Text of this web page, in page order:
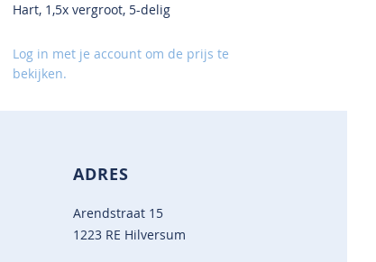
Hart, 1,5x vergroot, 5-delig
Log in met je account om de prijs te
bekijken.
ADRES
Arendstraat 15
1223 RE Hilversum